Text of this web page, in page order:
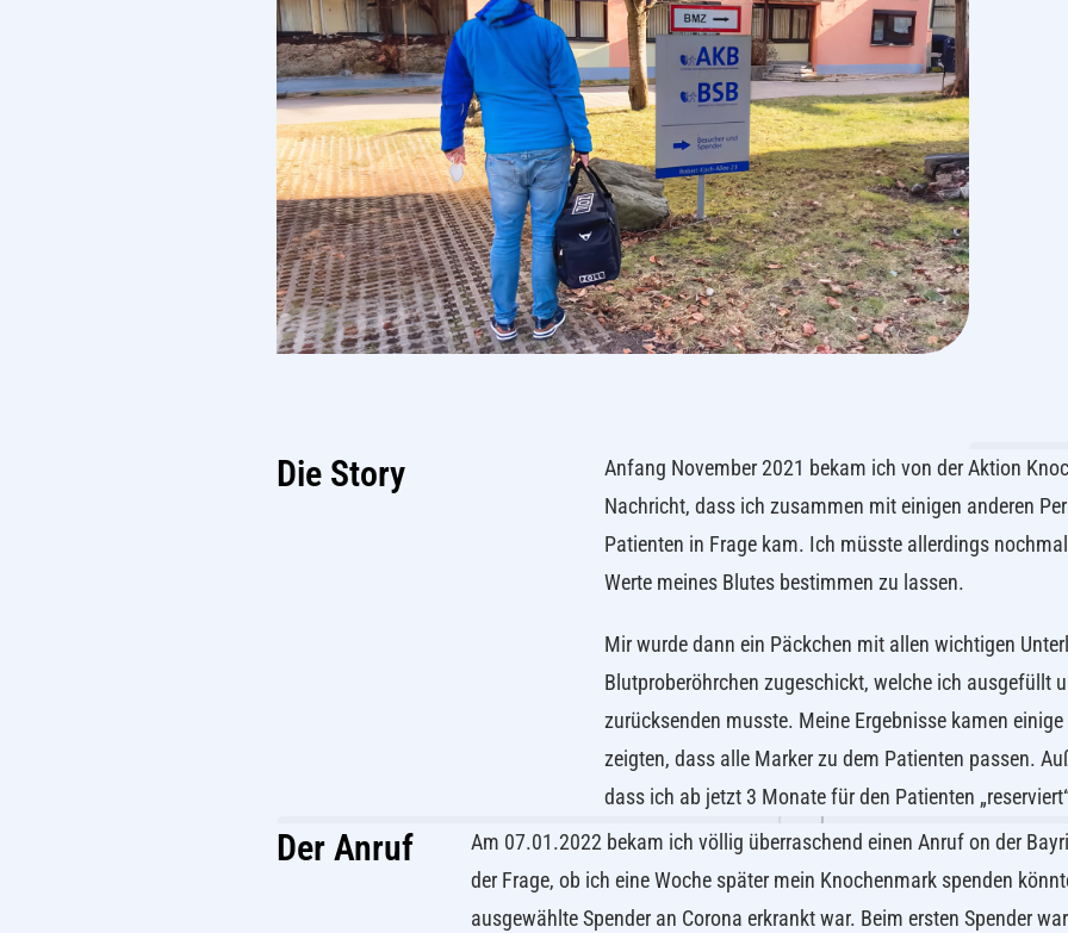
Die Story
Anfang November 2021 bekam ich von der Aktion
Nachricht, dass ich zusammen mit einigen anderen
Patienten in Frage kam. Ich müsste allerdings
Werte meines Blutes bestimmen zu lassen.
Mir wurde dann ein Päckchen mit allen wichtigen
Blutproberöhrchen zugeschickt, welche ich ausgefüllt
zurücksenden musste. Meine Ergebnisse kamen
zeigten, dass alle Marker zu dem Patienten passen.
dass ich ab jetzt 3 Monate für den Patienten
Der Anruf
Am 07.01.2022 bekam ich völlig überraschend einen Anruf on der
der Frage, ob ich eine Woche später mein Knochenmark spenden
ausgewählte Spender an Corona erkrankt war. Beim ersten Spender